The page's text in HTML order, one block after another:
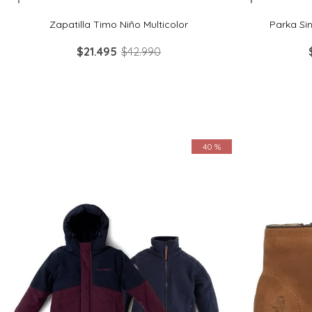
Zapatilla Timo Niño Multicolor
$21.495 $42.990
Parka
40 %